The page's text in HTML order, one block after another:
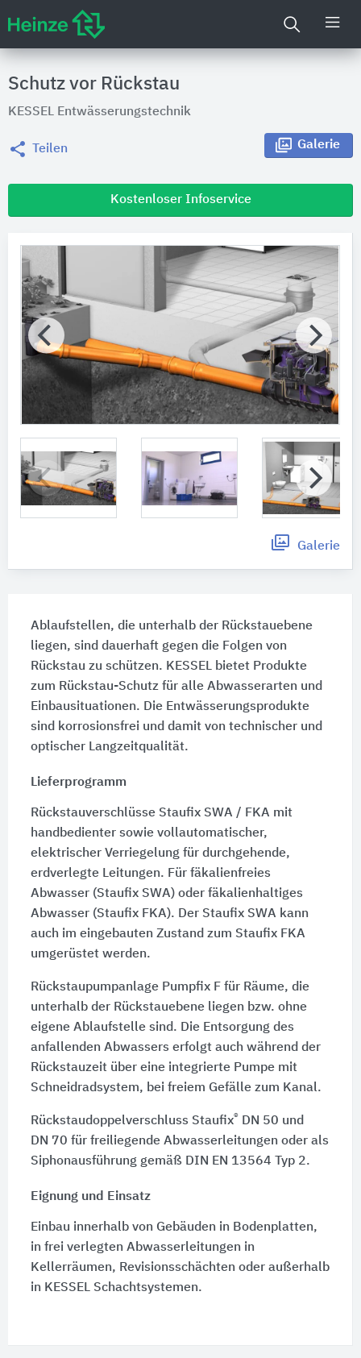
Schutz vor Rückstau
KESSEL Entwässerungstechnik
Teilen Galerie
Kostenloser Infoservice
Galerie
Ablaufstellen, die unterhalb der Rückstauebene
liegen, sind dauerhaft gegen die Folgen von
Rückstau zu schützen. KESSEL bietet Produkte
zum Rückstau-Schutz für alle Abwasserarten und
Einbausituationen. Die Entwässerungsprodukte
sind korrosionsfrei und damit von technischer und
optischer Langzeitqualität.
Lieferprogramm
Rückstauverschlüsse Staufix SWA / FKA mit
handbedienter sowie vollautomatischer,
elektrischer Verriegelung für durchgehende,
erdverlegte Leitungen. Für fäkalienfreies
Abwasser (Staufix SWA)oder fäkalienhaltiges
Abwasser (Staufix FKA). Der Staufix SWA kann
auch im eingebauten Zustand zum Staufix FKA
umgerüstet werden.
Rückstaupumpanlage Pumpfix F für Räume, die
unterhalb der Rückstauebene liegen bzw. ohne
eigene Ablaufstelle sind. Die Entsorgung des
anfallenden Abwassers erfolgt auch während der
Rückstauzeit über eine integrierte Pumpe mit
Schneidradsystem, bei freiem Gefälle zum Kanal.
Rückstaudoppelverschluss Staufix® DN 50 und
DN 70 für freiliegende Abwasserleitungen oder als
Siphonausführung gemäß DIN EN 13564 Typ 2.
Eignung und Einsatz
Einbau innerhalb von Gebäuden in Bodenplatten,
in frei verlegten Abwasserleitungen in
Kellerräumen, Revisionsschächten oder außerhalb
in KESSEL Schachtsystemen.